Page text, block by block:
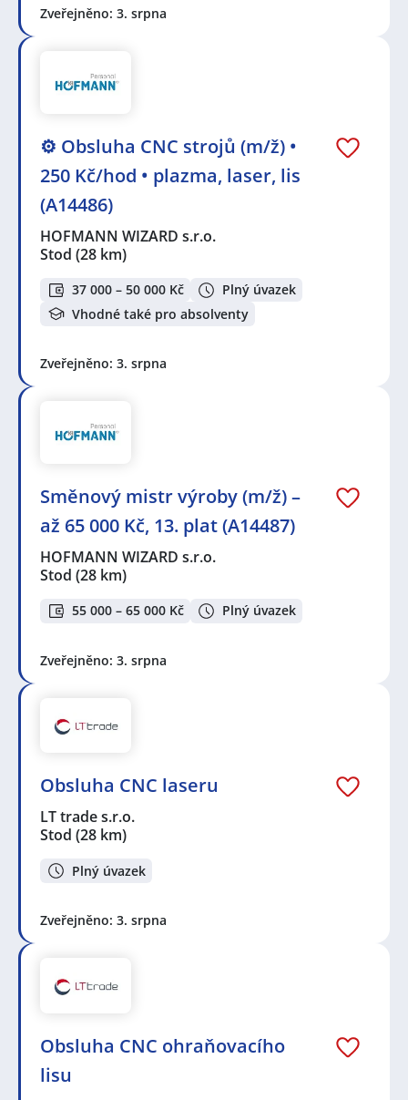
Zveřejněno: 3. srpna
⚙️ Obsluha CNC strojů (m/ž) •
250 Kč/hod • plazma, laser, lis
(A14486)
HOFMANN WIZARD s.r.o.
Stod (28 km)
37 000 – 50 000 Kč
Plný úvazek
Vhodné také pro absolventy
Zveřejněno: 3. srpna
Směnový mistr výroby (m/ž) –
až 65 000 Kč, 13. plat (A14487)
HOFMANN WIZARD s.r.o.
Stod (28 km)
55 000 – 65 000 Kč Plný úvazek
Zveřejněno: 3. srpna
Obsluha CNC laseru
LT trade s.r.o.
Stod (28 km)
Plný úvazek
Zveřejněno: 3. srpna
Obsluha CNC ohraňovacího
lisu